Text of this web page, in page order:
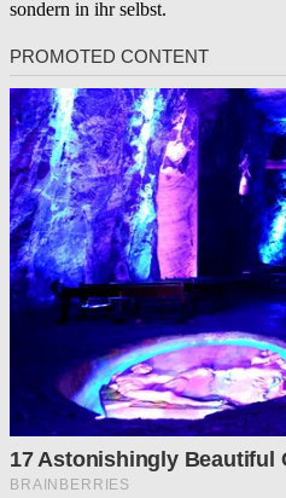
sondern in ihr selbst.